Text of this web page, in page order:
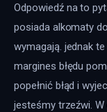
Odpowiedź na to
posiada alkomaty
wymagają. jednak
margines błędu
popełnić błąd i
jesteśmy trzeźwi.